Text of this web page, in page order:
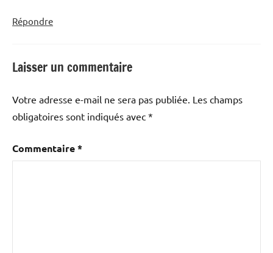
Répondre
Laisser un commentaire
Votre adresse e-mail ne sera pas publiée. Les champs
obligatoires sont indiqués avec *
Commentaire*